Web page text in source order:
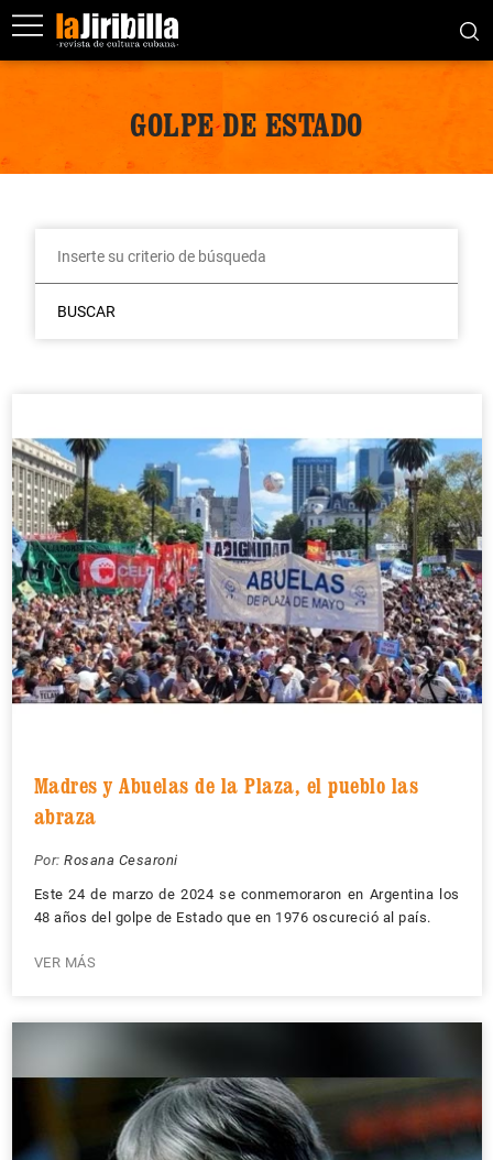
GOLPE DE ESTADO
BUSCAR
Madres y Abuelas de la Plaza, el pueblo las
abraza
Por: Rosana Cesaroni
Este 24 de marzo de 2024 se conmemoraron en Argentina los
48 años del golpe de Estado que en 1976 oscureció al país.
VER MÁS